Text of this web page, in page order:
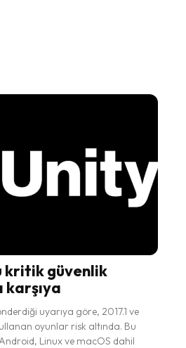
kritik güvenlik
karşıya
uyarıya göre, 2017.1 ve
oyunlar risk altında. Bu
Linux ve macOS dahil